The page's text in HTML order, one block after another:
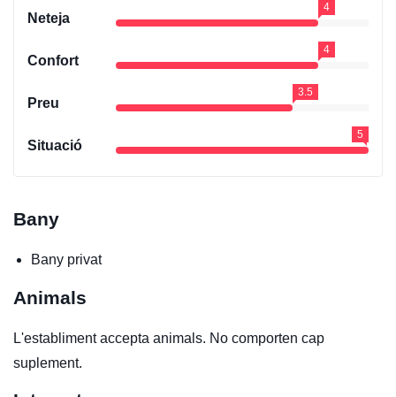
Neteja
4
Confort
4
Preu
3.5
Situació
5
Bany
Bany privat
Animals
L'establiment accepta animals. No comporten cap
suplement.